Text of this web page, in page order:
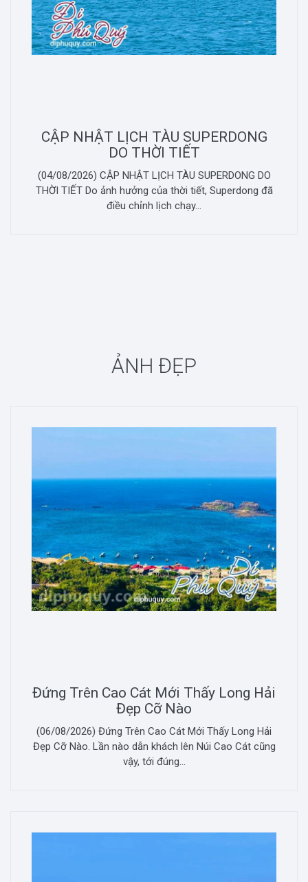
CẬP NHẬT LỊCH TÀU SUPERDONG
DO THỜI TIẾT
(04/08/2026) CẬP NHẬT LỊCH TÀU SUPERDONG DO
THỜI TIẾT Do ảnh hưởng của thời tiết, Superdong đã
điều chỉnh lịch chạy...
ẢNH ĐẸP
Đứng Trên Cao Cát Mới Thấy Long Hải
Đẹp Cỡ Nào
(06/08/2026) Đứng Trên Cao Cát Mới Thấy Long Hải
Đẹp Cỡ Nào. Lần nào dẫn khách lên Núi Cao Cát cũng
vậy, tới đúng...